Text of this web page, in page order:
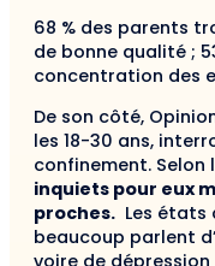
68 % des parents
de bonne qualité ;
concentration des
De son côté,
les 18-30 ans,
confinement. Selon
inquiets pour eux
proches. Les états
beaucoup parlent